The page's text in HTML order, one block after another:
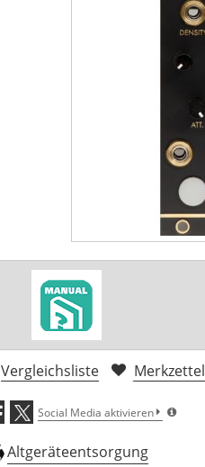
Vergleichsliste Merkzettel
Social Media aktivieren
Altgeräteentsorgung